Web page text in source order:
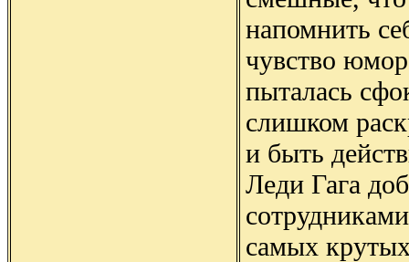
напомнить
чувство
пыталась
слишком
и быть
Леди Гага
самых